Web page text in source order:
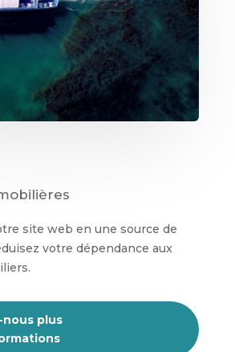
site web en une source de
votre dépendance aux
plus